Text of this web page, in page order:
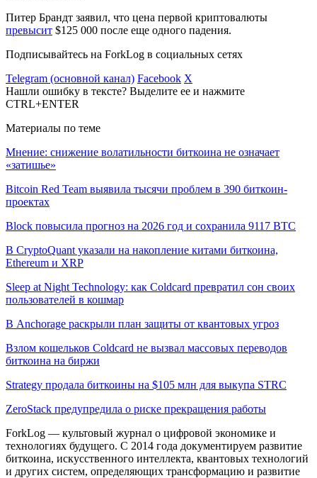
Питер Брандт заявил, что цена первой криптовалюты
превысит $125 000 после еще одного падения.
Подписывайтесь на ForkLog в социальных сетях
Telegram (основной канал) Facebook X
Нашли ошибку в тексте? Выделите ее и нажмите
CTRL+ENTER
Материалы по теме
Мнение: снижение волатильности биткоина не означает
«затишье»
Bitcoin Red Team выявила тысячи проблем в 390 биткоин-
проектах
Block повысила прогноз на 2026 год и сохранила 9117 BTC
В CryptoQuant указали на накопление китами биткоина,
Ethereum и XRP
Sleep at Night Technology: как Coldcard превратил сон своих
пользователей в кошмар
В Anchorage раскрыли план защиты от квантовых угроз
Взлом кошельков Coldcard не вызвал массовых переводов
биткоина на биржи
Strategy продала биткоины на $105 млн для выкупа STRC
ZeroStack предупредила о риске прекращения работы
ForkLog — культовый журнал о цифровой экономике и
технологиях будущего. С 2014 года документируем развитие
биткоина, искусственного интеллекта, квантовых технологий
и других систем, определяющих трансформацию и развитие